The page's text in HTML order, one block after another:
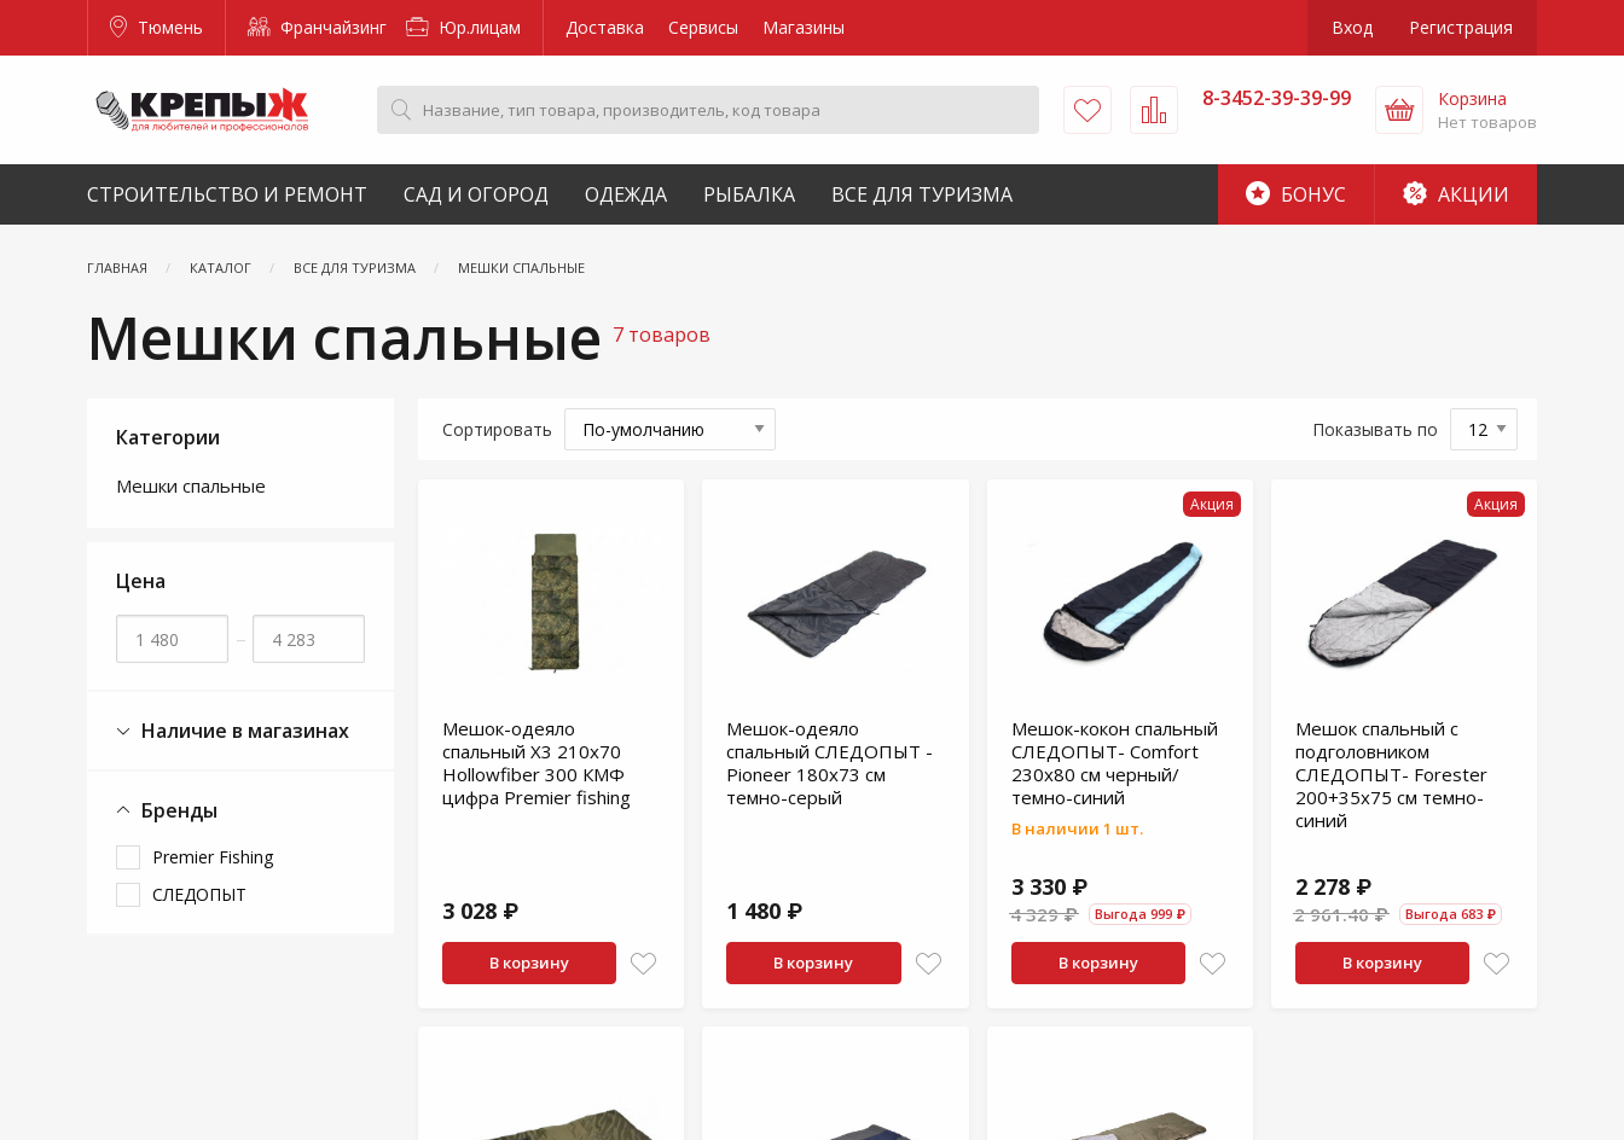
Тюмень Франчайзинг Юр.лицам Доставка Сервисы Магазины Вход Регистрация
8-3452-39-39-99 Корзина
Нет товаров
СТРОИТЕЛЬСТВО И РЕМОНТ САД И ОГОРОД ОДЕЖДА РЫБАЛКА ВСЕ ДЛЯ ТУРИЗМА БОНУС АКЦИИ
ГЛАВНАЯ КАТАЛОГ ВСЕ ДЛЯ ТУРИЗМА МЕШКИ СПАЛЬНЫЕ
Мешки спальные 7 товаров
Категории
Мешки спальные
Цена
–
Наличие в магазинах
Бренды
Premier Fishing
СЛЕДОПЫТ
Сортировать Показывать по
Мешок-одеяло
спальный X3 210х70
Hollowfiber 300 КМФ
цифра Premier fishing
3 028 ₽
В корзину
Мешок-одеяло
спальный СЛЕДОПЫТ -
Pioneer 180х73 см
темно-серый
1 480 ₽
В корзину
Акция
Мешок-кокон спальный
СЛЕДОПЫТ- Comfort
230х80 см черный/
темно-синий
В наличии 1 шт.
3 330 ₽
4 329 ₽ Выгода 999 ₽
В корзину
Акция
Мешок спальный с
подголовником
СЛЕДОПЫТ- Forester
200+35х75 см темно-
синий
2 278 ₽
2 961.40 ₽ Выгода 683 ₽
В корзину